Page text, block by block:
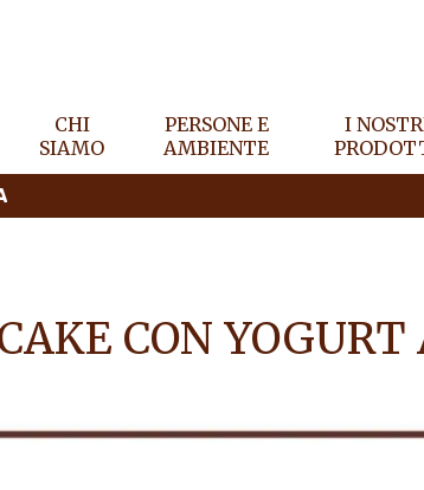
CHI
SIAMO
PERSONE E
AMBIENTE
I
CON YOGURT